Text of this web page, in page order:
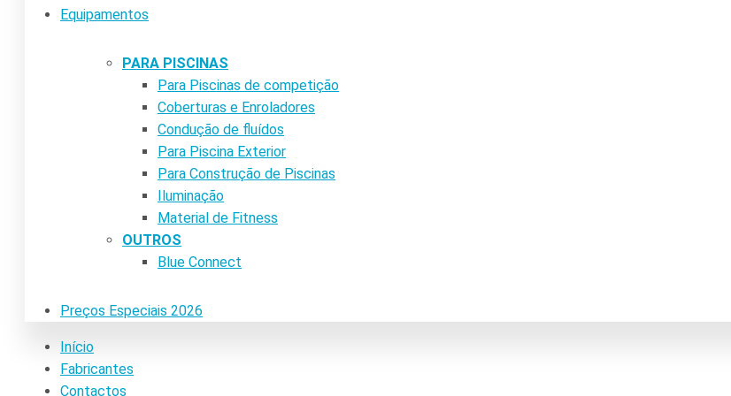
Equipamentos
PARA PISCINAS
Para Piscinas de competição
Coberturas e Enroladores
Condução de fluídos
Para Piscina Exterior
Para Construção de Piscinas
Iluminação
Material de Fitness
OUTROS
Blue Connect
Preços Especiais 2026
Início
Fabricantes
Contactos